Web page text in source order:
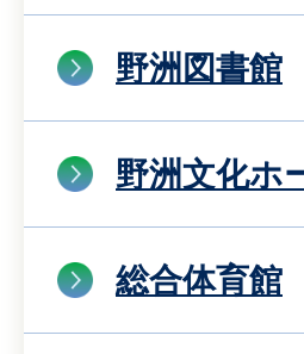
野洲図書館
野洲文化ホ
総合体育館